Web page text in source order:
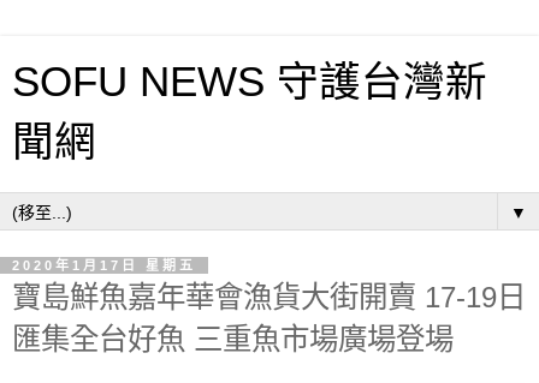
SOFU NEWS 守護台灣新
聞網
▼
2020年1月17日 星期五
寶島鮮魚嘉年華會漁貨大街開賣 17-19日
匯集全台好魚 三重魚市場廣場登場